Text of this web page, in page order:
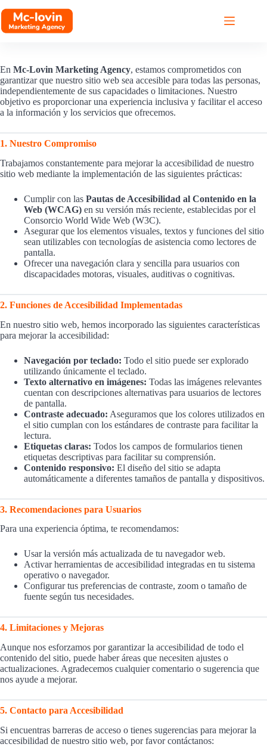
al
contenido
Accesibilidad
En Mc-Lovin Marketing Agency, estamos comprometidos con
garantizar que nuestro sitio web sea accesible para todas las personas,
independientemente de sus capacidades o limitaciones. Nuestro
objetivo es proporcionar una experiencia inclusiva y facilitar el acceso
a la información y los servicios que ofrecemos.
1. Nuestro Compromiso
Trabajamos constantemente para mejorar la accesibilidad de nuestro
sitio web mediante la implementación de las siguientes prácticas:
Cumplir con las Pautas de Accesibilidad al Contenido en la
Web (WCAG) en su versión más reciente, establecidas por el
Consorcio World Wide Web (W3C).
Asegurar que los elementos visuales, textos y funciones del sitio
sean utilizables con tecnologías de asistencia como lectores de
pantalla.
Ofrecer una navegación clara y sencilla para usuarios con
discapacidades motoras, visuales, auditivas o cognitivas.
2. Funciones de Accesibilidad Implementadas
En nuestro sitio web, hemos incorporado las siguientes características
para mejorar la accesibilidad:
Navegación por teclado: Todo el sitio puede ser explorado
utilizando únicamente el teclado.
Texto alternativo en imágenes: Todas las imágenes relevantes
cuentan con descripciones alternativas para usuarios de lectores
de pantalla.
Contraste adecuado: Aseguramos que los colores utilizados en
el sitio cumplan con los estándares de contraste para facilitar la
lectura.
Etiquetas claras: Todos los campos de formularios tienen
etiquetas descriptivas para facilitar su comprensión.
Contenido responsivo: El diseño del sitio se adapta
automáticamente a diferentes tamaños de pantalla y dispositivos.
3. Recomendaciones para Usuarios
Para una experiencia óptima, te recomendamos:
Usar la versión más actualizada de tu navegador web.
Activar herramientas de accesibilidad integradas en tu sistema
operativo o navegador.
Configurar tus preferencias de contraste, zoom o tamaño de
fuente según tus necesidades.
4. Limitaciones y Mejoras
Aunque nos esforzamos por garantizar la accesibilidad de todo el
contenido del sitio, puede haber áreas que necesiten ajustes o
actualizaciones. Agradecemos cualquier comentario o sugerencia que
nos ayude a mejorar.
5. Contacto para Accesibilidad
Si encuentras barreras de acceso o tienes sugerencias para mejorar la
accesibilidad de nuestro sitio web, por favor contáctanos: